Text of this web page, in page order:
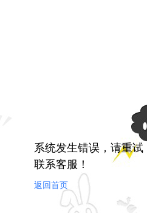
系统发生错误，请重
联系客服！
返回首页